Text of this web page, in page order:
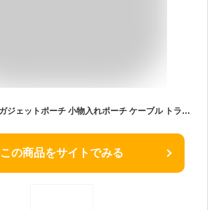
単層 収納 大容量 ガジェットポーチ 小物入れポーチ ケーブル トラベルポーチ 2層 トラベルポーチ バッグ 収納ケース ギフト 万能収納ケース トラベルポーチ 旅行収納ケース PC周辺小物収納 男女兼用 出張 旅行 軽量 収納ポーチ ケーブル収納
この商品をサイトでみる